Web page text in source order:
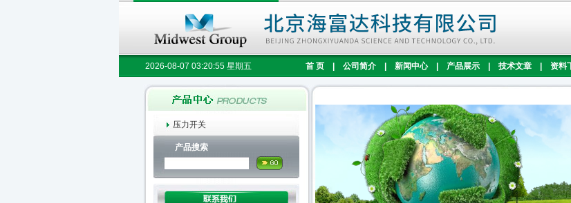
2026-08-07 03:20:55 星期五 首 页 公司简介 新闻中心 产品展示 技术文章 资料
压力开关
产品搜索